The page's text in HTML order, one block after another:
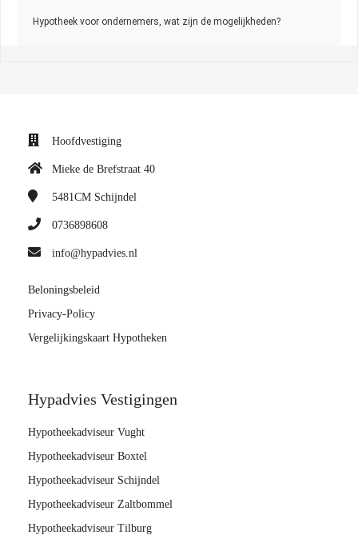
Hypotheek voor ondernemers, wat zijn de mogelijkheden?
Hoofdvestiging
Mieke de Brefstraat 40
5481CM Schijndel
0736898608
info@hypadvies.nl
Beloningsbeleid
Privacy-Policy
Vergelijkingskaart Hypotheken
Hypadvies Vestigingen
Hypotheekadviseur Vught
Hypotheekadviseur Boxtel
Hypotheekadviseur Schijndel
Hypotheekadviseur Zaltbommel
Hypotheekadviseur Tilburg